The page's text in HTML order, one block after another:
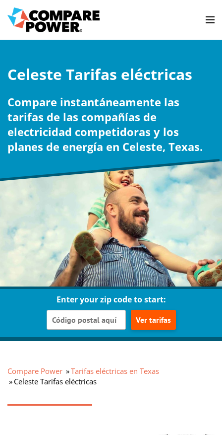
Celeste Tarifas eléctricas
Compare instantáneamente las
tarifas de las compañías de
electricidad competidoras y los
planes de energía en Celeste, Texas.
Enter your zip code to start:
Ver tarifas
Compare Power
Tarifas eléctricas en Texas
Celeste Tarifas eléctricas